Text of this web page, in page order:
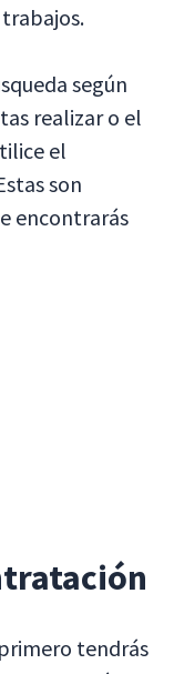
según
realizar o el
el
son
encontrarás
tendrás